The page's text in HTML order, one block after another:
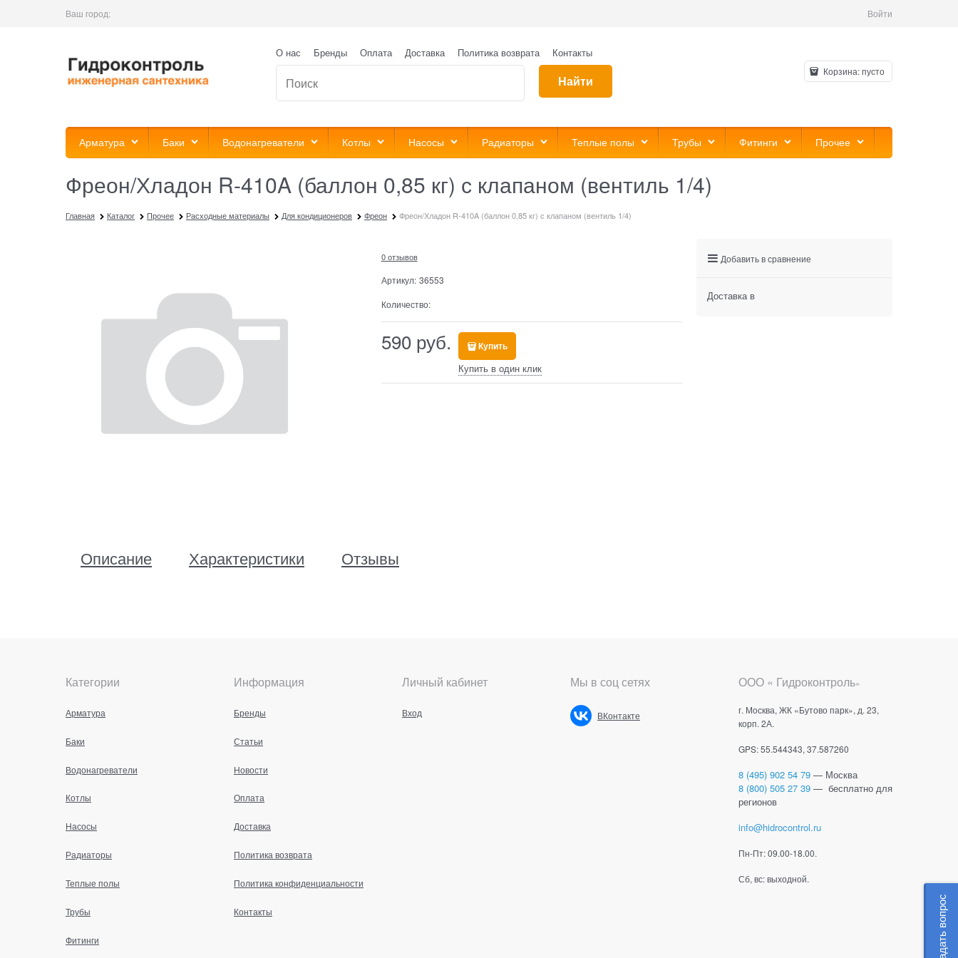
Ваш город: Войти
О нас Бренды Оплата Доставка Политика возврата Контакты
Найти
Корзина:пусто
Арматура Баки Водонагреватели Котлы Насосы Радиаторы Теплые полы Трубы Фитинги Прочее
Фреон/Хладон R-410A (баллон 0,85 кг) с клапаном (вентиль 1/4)
Главная Каталог Прочее Расходные материалы Для кондиционеров Фреон Фреон/Хладон R-410A (баллон 0,85 кг) с клапаном (вентиль 1/4)
0 отзывов
Артикул: 36553
Количество:
590 руб. Купить
Купить в один клик
Описание Характеристики Отзывы
Добавить в сравнение
Доставка в
Категории
Арматура
Баки
Водонагреватели
Котлы
Насосы
Радиаторы
Теплые полы
Трубы
Фитинги
Информация
Бренды
Статьи
Новости
Оплата
Доставка
Политика возврата
Политика конфиденциальности
Контакты
Личный кабинет
Вход
Мы в соц сетях
ВКонтакте
ООО « Гидроконтроль»
г. Москва, ЖК «Бутово парк», д. 23,
корп. 2А.
GPS: 55.544343, 37.587260
8 (495) 902 54 79 — Москва
8 (800) 505 27 39 — бесплатно для
регионов
info@hidrocontrol.ru
Пн-Пт: 09.00-18.00.
Сб, вс: выходной.
Задать вопрос